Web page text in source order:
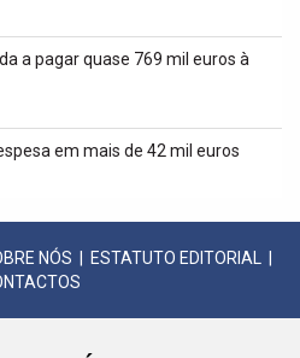
a pagar quase 769 mil euros à
em mais de 42 mil euros
NÓS ESTATUTO EDITORIAL